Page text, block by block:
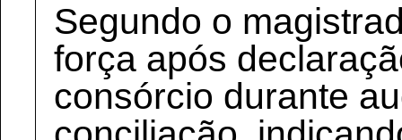
Segundo o
força após
consórcio durante